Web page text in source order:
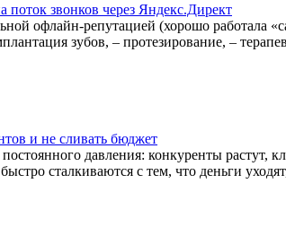
поток звонков через Яндекс.Директ
офлайн-репутацией (хорошо работала
зубов, – протезирование, –
и не сливать бюджет
давления: конкуренты растут,
сталкиваются с тем, что деньги